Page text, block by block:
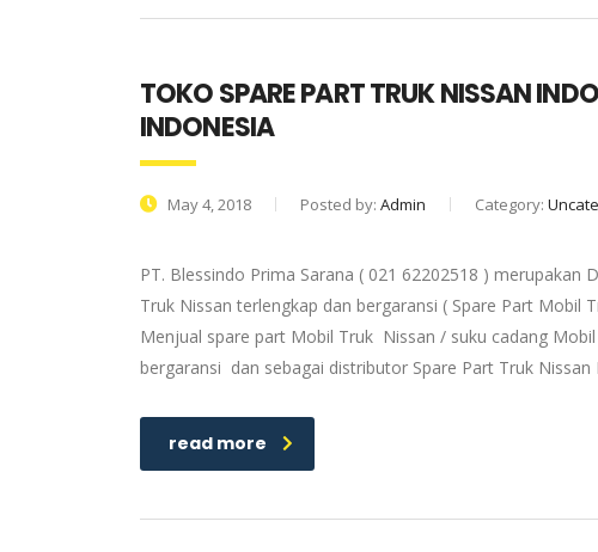
TOKO SPARE PART TRUK NISSAN
INDONESIA
May 4, 2018 Posted by: Admin Category:
PT. Blessindo Prima Sarana ( 021 62202518 )
Truk Nissan terlengkap dan bergaransi ( Spare Part
Menjual spare part Mobil Truk Nissan / suku cadang
bergaransi dan sebagai distributor Spare Part Truk
read more